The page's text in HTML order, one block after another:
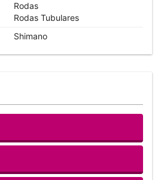
Rodas
Rodas Tubulares
Shimano